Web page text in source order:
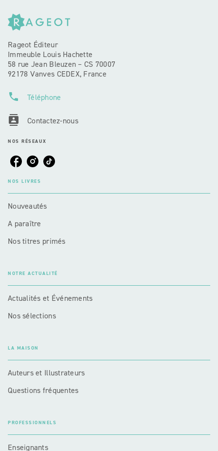
Rageot Éditeur
Immeuble Louis Hachette
58 rue Jean Bleuzen – CS 70007
92178 Vanves CEDEX, France
phone Téléphone
contacts Contactez-nous
NOS RÉSEAUX
NOS LIVRES
Nouveautés
A paraître
Nos titres primés
NOTRE ACTUALITÉ
Actualités et Événements
Nos sélections
LA MAISON
Auteurs et Illustrateurs
Questions fréquentes
PROFESSIONNELS
Enseignants